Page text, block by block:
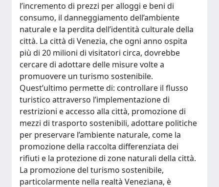
l’incremento di prezzi per alloggi e beni di
consumo, il danneggiamento dell’ambiente
naturale e la perdita dell’identità culturale della
città. La città di Venezia, che ogni anno ospita
più di 20 milioni di visitatori circa, dovrebbe
cercare di adottare delle misure volte a
promuovere un turismo sostenibile.
Quest’ultimo permette di: controllare il flusso
turistico attraverso l’implementazione di
restrizioni e accesso alla città, promozione di
mezzi di trasporto sostenibili, adottare politiche
per preservare l’ambiente naturale, come la
promozione della raccolta differenziata dei
rifiuti e la protezione di zone naturali della città.
La promozione del turismo sostenibile,
particolarmente nella realtà Veneziana, è